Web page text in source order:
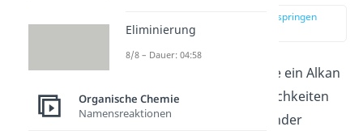
zur Stelle im Video springen
(02:45)
Je mehr Kohlenstoffatome ein Alkan
besitzt, desto mehr Möglichkeiten
gibt es, wie diese miteinander
Eliminierung
8/8 – Dauer: 04:58
Organische Chemie
Namensreaktionen